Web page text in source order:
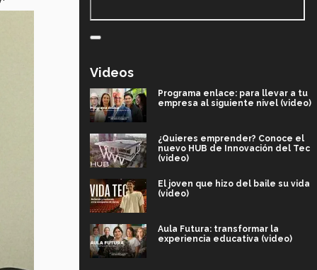
Videos
Programa enlace: para llevar a tu
empresa al siguiente nivel (video)
¿Quieres emprender? Conoce el
nuevo HUB de Innovación del Tec
(video)
El joven que hizo del baile su vida
(video)
Aula Futura: transformar la
experiencia educativa (video)